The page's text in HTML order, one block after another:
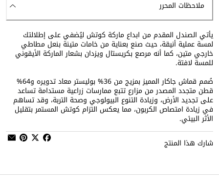
ملاحظات المحرر
يأتي الصندل المقدم من ابداع ماركة كوتش ليُضفي على إطلالتك
لمسة عملية أنيقة، حيث صنع بعناية من خامات متينة بنعل مطاطي
خارجي متين، كما أنه مرصع بكريستال ويزدان بشعار الماركة الأيقوني
للمسة لافتة.
صُمم قماش جاكار المميز بمزيج من 36% بوليستر معاد تدويره و64%
قطن متجدد المصدر من مزارع تتبع ممارسات زراعية مستدامة تساعد
على تجديد الأرض، وزيادة التنوع البيولوجي وصحة التربة، وقد تساهم
في زيادة امتصاص الكربون، مما يعكس التزام كوتش المستمر بتقليل
الأثر البيئي.
شارك هذا المنتج